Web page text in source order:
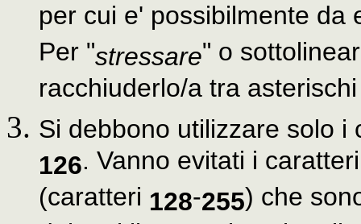
per cui e' possibilmente da
Per "stressare" o
racchiuderlo/a tra
Si debbono utilizzare solo
126. Vanno evitati i
(caratteri 128-255) che